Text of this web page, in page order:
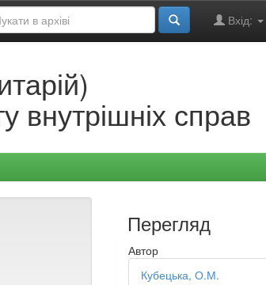
Вхід:
внутрішніх справ
Перегляд
Автор
Кубецька, О.М.